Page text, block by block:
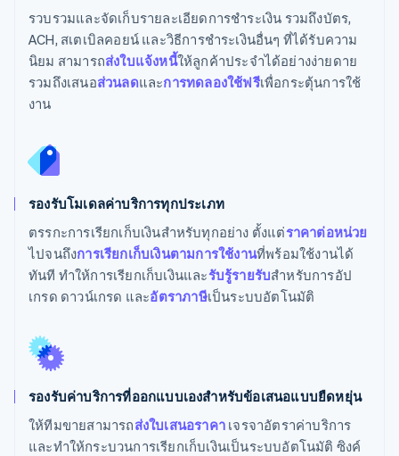
รวบรวมและจัดเก็บรายละเอียดการชำระเงิน รวมถึงบัตร,
ACH, สเตเบิลคอยน์ และวิธีการชำระเงินอื่นๆ ที่ได้รับความ
นิยม สามารถส่งใบแจ้งหนี้ให้ลูกค้าประจำได้อย่างง่ายดาย
รวมถึงเสนอส่วนลดและการทดลองใช้ฟรีเพื่อกระตุ้นการใช้
งาน
รองรับโมเดลค่าบริการทุกประเภท
ตรรกะการเรียกเก็บเงินสำหรับทุกอย่าง ตั้งแต่ราคาต่อหน่วย
ไปจนถึงการเรียกเก็บเงินตามการใช้งานที่พร้อมใช้งานได้
ทันที ทำให้การเรียกเก็บเงินและรับรู้รายรับสำหรับการอัป
เกรด ดาวน์เกรด และอัตราภาษีเป็นระบบอัตโนมัติ
รองรับค่าบริการที่ออกแบบเองสำหรับข้อเสนอแบบยืดหยุ่น
ให้ทีมขายสามารถส่งใบเสนอราคา เจรจาอัตราค่าบริการ
และทำให้กระบวนการเรียกเก็บเงินเป็นระบบอัตโนมัติ ซิงค์